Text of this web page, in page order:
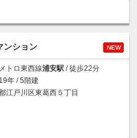
ンション NEW
トロ東西線浦安駅 / 徒歩22分
年 / 5階建
江戸川区東葛西５丁目